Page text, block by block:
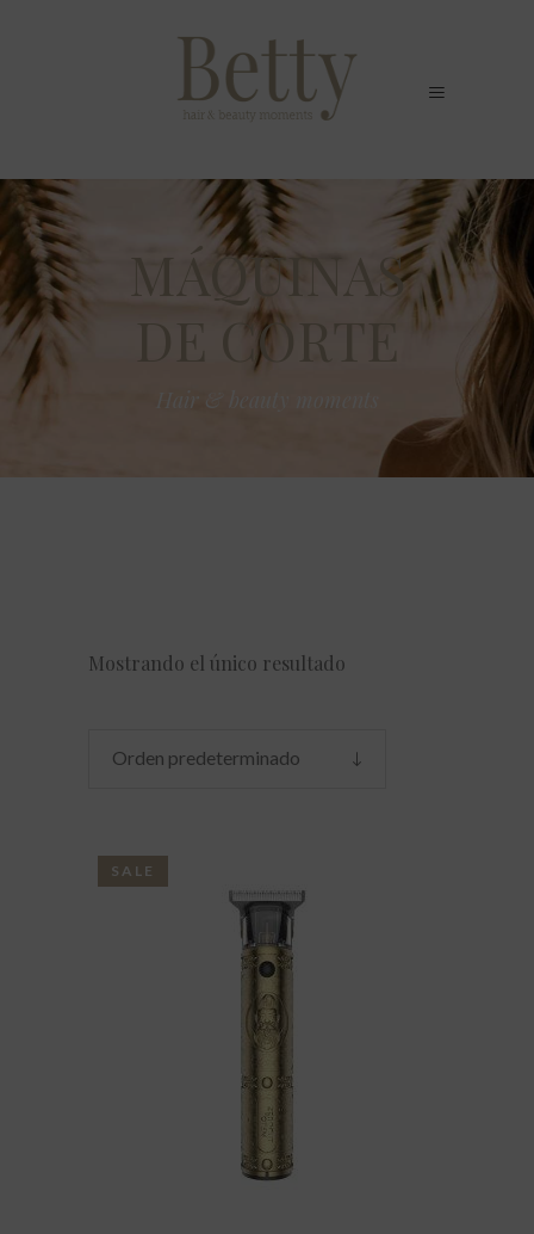
MÁQUINAS
DE CORTE
Hair & beauty moments
Mostrando el único resultado
Orden predeterminado
SALE
AÑADIR AL CARRITO